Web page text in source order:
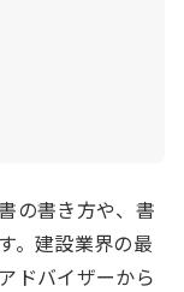
の書き方や、書
。建設業界の最
ドバイザーから